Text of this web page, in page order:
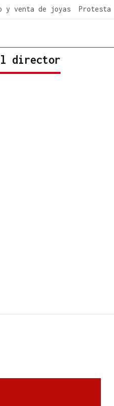
y venta de joyas
director